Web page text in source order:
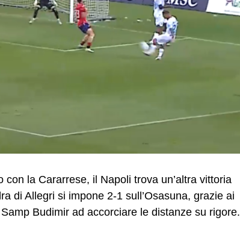
con la Cararrese, il Napoli trova un’altra vittoria
di Allegri si impone 2-1 sull’Osasuna, grazie ai
Budimir ad accorciare le distanze su rigore.